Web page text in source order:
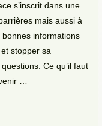
s’inscrit dans une
mais aussi à
bonnes informations
stopper sa
Ce qu’il faut
…